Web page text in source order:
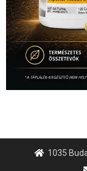
1035